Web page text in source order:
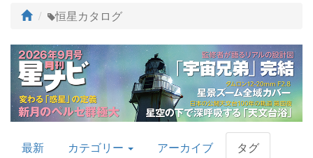
ト
プ
恒星カタログ
AstroArts
最新 カテゴリー アーカイブ タグ